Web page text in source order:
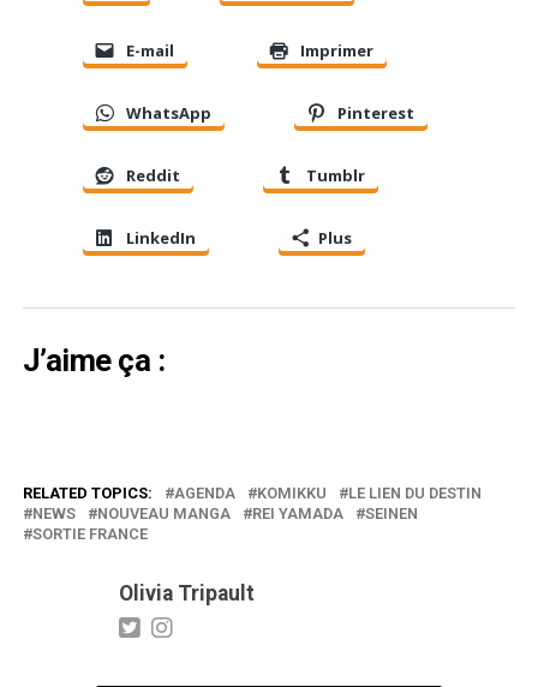
E-mail Imprimer
WhatsApp Pinterest
Reddit Tumblr
LinkedIn Plus
J’aime ça :
RELATED TOPICS: AGENDA KOMIKKU
LE LIEN DU DESTIN
NEWS
NOUVEAU MANGA REI YAMADA
SEINEN
SORTIE FRANCE
Olivia Tripault